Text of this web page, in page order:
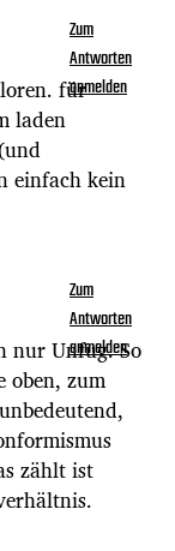
für
laden
einfach kein
Zum
Antworten
anmelden
nur Unfug. So
oben, zum
zählt ist
Zum
Antworten
anmelden